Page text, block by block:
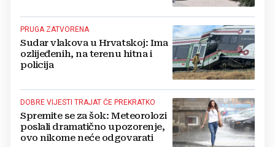
PRUGA ZATVORENA
Sudar vlakova u Hrvatskoj: Ima
ozlijeđenih, na terenu hitna i
policija
DOBRE VIJESTI TRAJAT ĆE PREKRATKO
Spremite se za šok: Meteorolozi
poslali dramatično upozorenje,
ovo nikome neće odgovarati